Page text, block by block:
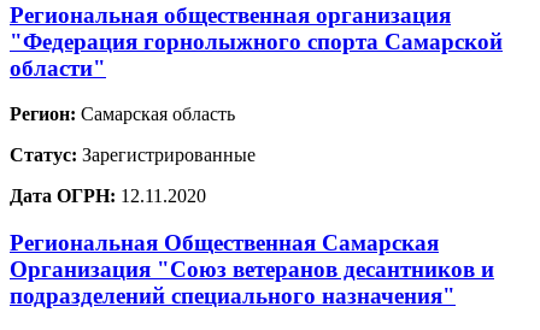
Региональная общественная организация
"Федерация горнолыжного спорта Самарской
области"
Регион: Самарская область
Статус: Зарегистрированные
Дата ОГРН: 12.11.2020
Региональная Общественная Самарская
Организация "Союз ветеранов десантников и
подразделений специального назначения"